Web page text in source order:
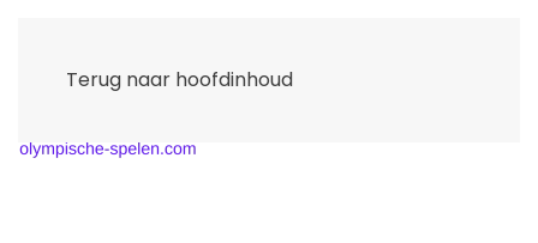
Terug naar hoofdinhoud